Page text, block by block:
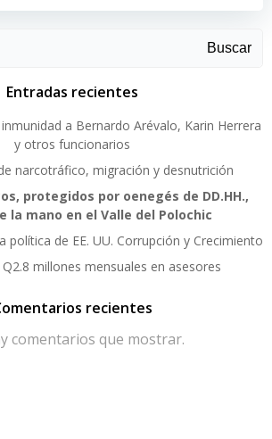
Buscar
Entradas recientes
a Bernardo Arévalo, Karin Herrera
y otros funcionarios
narcotráfico, migración y desnutrición
protegidos por oenegés de DD.HH.,
la mano en el Valle del Polochic
política de EE. UU. Corrupción y Crecimiento
millones mensuales en asesores
recientes
comentarios que mostrar.